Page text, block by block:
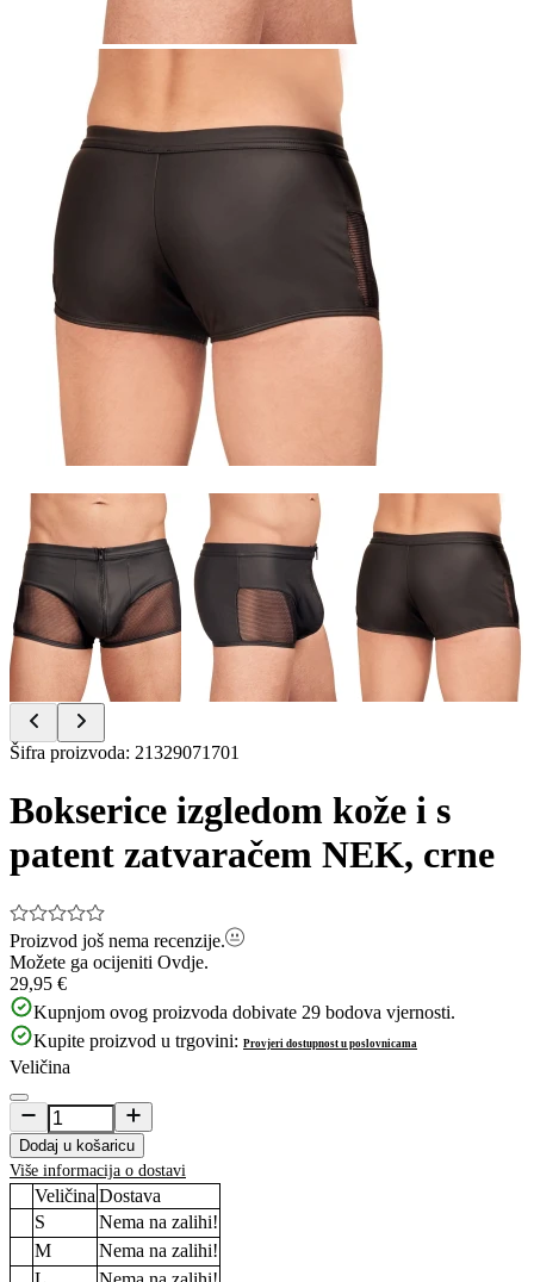
Item
of
Šifra proizvoda: 21329071701
Bokserice izgledom kože i s
patent zatvaračem NEK, crne
Proizvod još nema recenzije.
Možete ga ocijeniti Ovdje.
29,95 €
Kupnjom ovog proizvoda dobivate 29 bodova vjernosti.
Kupite proizvod u trgovini: Provjeri dostupnost u poslovnicama
Veličina
Dodaj u košaricu
Više informacija o dostavi
Veličina Dostava
S
Nema na zalihi!
M
Nema na zalihi!